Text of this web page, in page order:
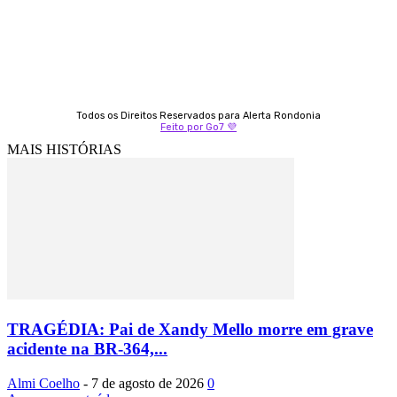
Todos os Direitos Reservados para Alerta Rondonia
Feito por Go7 💜
MAIS HISTÓRIAS
TRAGÉDIA: Pai de Xandy Mello morre em grave
acidente na BR-364,...
Almi Coelho - 7 de agosto de 2026 0